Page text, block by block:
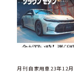
月刊自家用車23年12